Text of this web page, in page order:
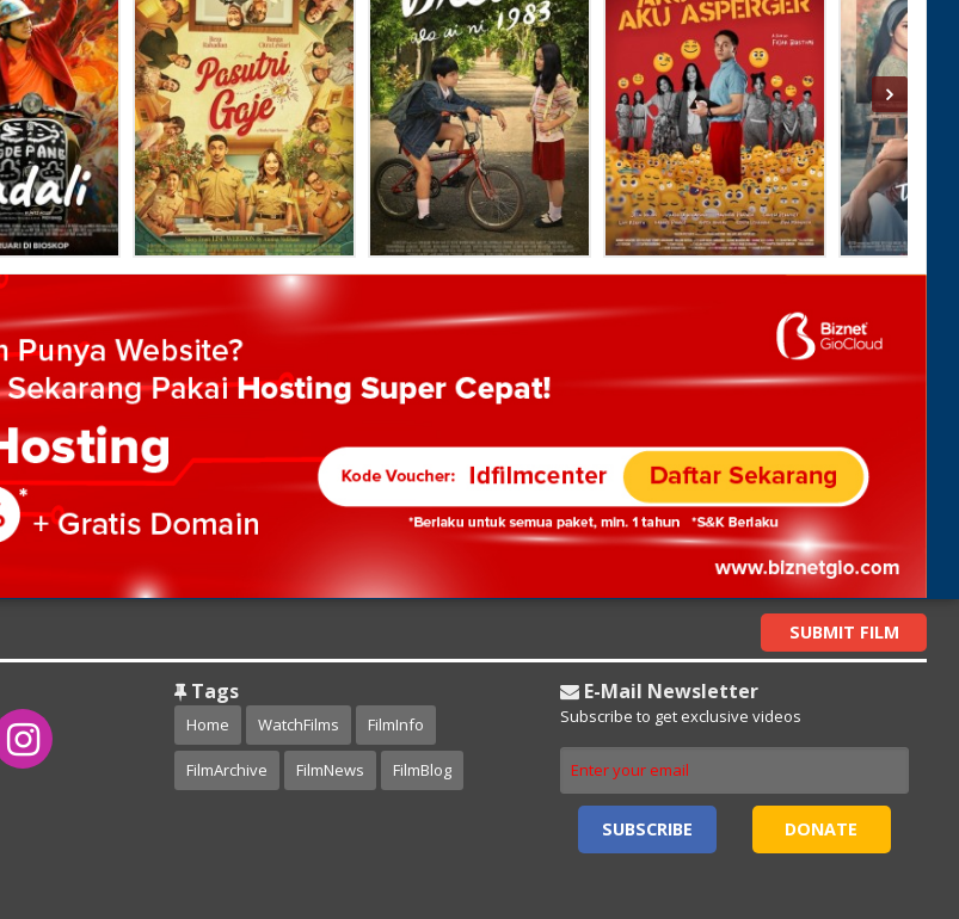
SUBMIT FILM
Tags
Home WatchFilms FilmInfo
FilmArchive FilmNews FilmBlog
E-Mail Newsletter
Subscribe to get exclusive videos
SUBSCRIBE DONATE